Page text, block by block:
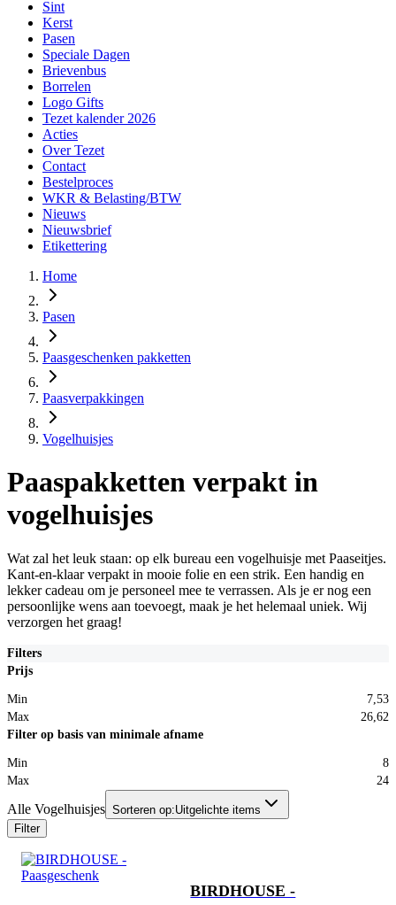
Sint
Kerst
Pasen
Speciale Dagen
Brievenbus
Borrelen
Logo Gifts
Tezet kalender 2026
Acties
Over Tezet
Contact
Bestelproces
WKR & Belasting/BTW
Nieuws
Nieuwsbrief
Etikettering
Home
Pasen
Paasgeschenken pakketten
Paasverpakkingen
Vogelhuisjes
Paaspakketten verpakt in
vogelhuisjes
Wat zal het leuk staan: op elk bureau een vogelhuisje met Paaseitjes.
Kant-en-klaar verpakt in mooie folie en een strik. Een handig en
lekker cadeau om je personeel mee te verrassen. Als je er nog een
persoonlijke wens aan toevoegt, maak je het helemaal uniek. Wij
verzorgen het graag!
Filters
Prijs
Min
7,53
Max
26,62
Filter op basis van minimale afname
Min
8
Max
24
Alle Vogelhuisjes Sorteren op:Uitgelichte items
Filter
BIRDHOUSE -